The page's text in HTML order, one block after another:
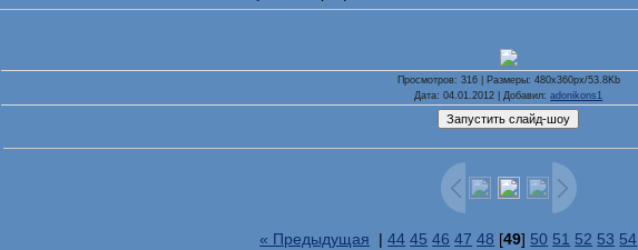
Просмотров: 316 | Размеры: 480x360px/53.8Kb
Дата: 04.01.2012 | Добавил:adonikons1
« Предыдущая |44 45 46 47 48 [49] 50 51 52 53 54